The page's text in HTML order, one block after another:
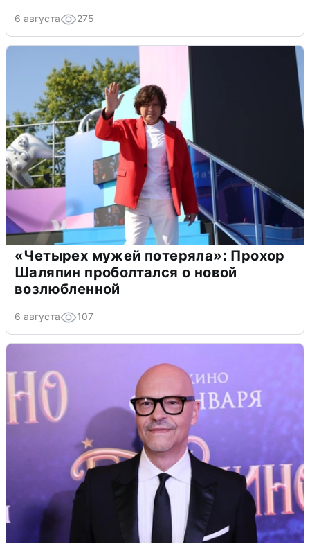
6 августа 275
«Четырех мужей потеряла»: Прохор
Шаляпин проболтался о новой
возлюбленной
6 августа 107